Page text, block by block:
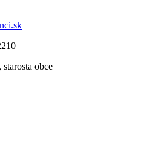
obce